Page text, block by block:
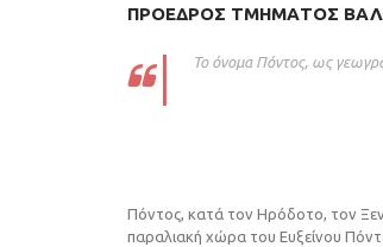
ΠPOEΔPOΣ ΤΜΗΜΑTOΣ
Το όνομα Πόντος, ως
Πόντος, κατά τον Hρόδοτο, τον
παραλιακή χώρα του Eυξείνου